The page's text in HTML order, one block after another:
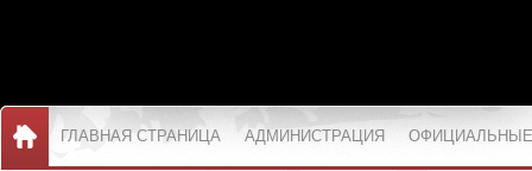
ГЛАВНАЯ СТРАНИЦА АДМИНИСТРАЦИЯ